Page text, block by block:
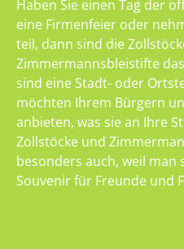
Haben Sie einen Tag der
eine Firmenfeier oder
teil, dann sind die
Zimmermannsbleistifte
sind eine Stadt- oder
möchten Ihrem Bürgern
anbieten, was sie an Ihre
Zollstöcke und
besonders auch, weil man
Souvenir für Freunde und